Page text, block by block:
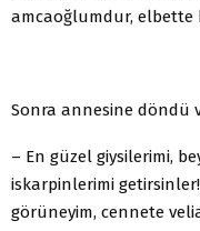
amcaoğlumdur, elbette
Sonra annesine döndü
– En güzel giysilerimi,
iskarpinlerimi
görüneyim, cennete